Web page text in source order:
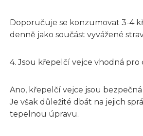
Doporučuje se konzumovat 3-4
denně jako součást vyvážené
4. Jsou křepelčí vejce vhodná pro
Ano, křepelčí vejce jsou
Je však důležité dbát na jejich
tepelnou úpravu.